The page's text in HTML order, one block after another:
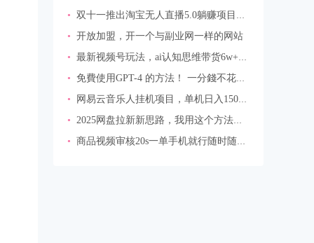
• 双十一推出淘宝无人直播5.0躺赚项目，日入1000+，适合新手小白，宝妈
• 开放加盟，开一个与副业网一样的网站
• 最新视频号玩法，ai认知思维带货6w+【揭秘】
• 免費使用GPT-4 的方法！ 一分錢不花，白嫖 ChatGPT专业版、DALL·E 3等
•
网易云音乐人挂机项目，单机日入150+，无脑月入5000+
• 2025网盘拉新新思路，我用这个方法每月稳定5W+适合碎片时间做
• 商品视频审核20s一单手机就行随时随地操作日入2张【揭秘】